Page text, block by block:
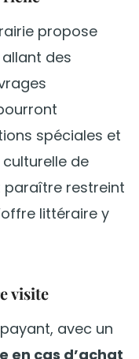
propose
des
spéciales et
culturelle de
paraître restreint
littéraire y
visite
avec un
en cas d’achat